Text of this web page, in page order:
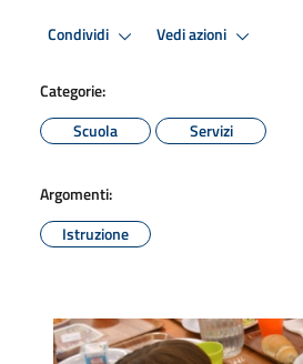
Condividi Vedi azioni
Categorie:
Scuola
Servizi
Argomenti:
Istruzione